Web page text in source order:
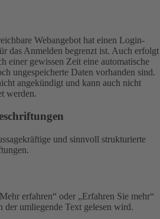
Webangebot hat einen Login-
das Anmelden begrenzt ist. Auch erfolgt
einer gewissen Zeit eine automatische
ungespeicherte Daten vorhanden sind.
angekündigt und kann auch nicht
werden.
und sinnvoll strukturierte
erfahren“ oder „Erfahren Sie mehr“
der umliegende Text gelesen wird.